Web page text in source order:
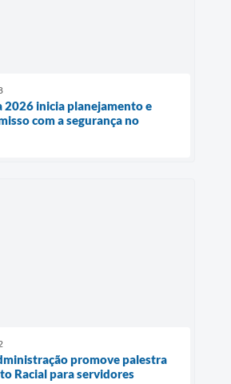
2026 inicia planejamento e
com a segurança no
promove palestra
Racial para servidores